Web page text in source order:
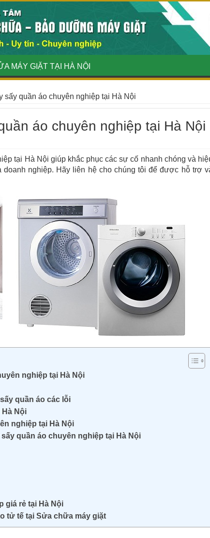
MÁY GIẶT TẠI HÀ NỘI
sấy quần áo chuyên nghiệp tại Hà Nội
áo chuyên nghiệp tại Hà Nội
tại Hà Nội giúp khắc phục các sự cố nhanh chóng và
nghiệp. Hãy liên hệ cho chúng tôi để được hỗ trợ
nghiệp tại Hà Nội
quần áo các lỗi
Nội
nghiệp tại Hà Nội
quần áo chuyên nghiệp tại Hà Nội
giá rẻ tại Hà Nội
tử tế tại Sửa chữa máy giặt